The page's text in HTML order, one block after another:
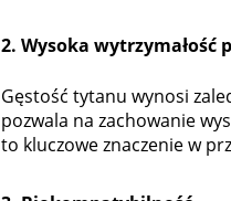
2. Wysoka wytrzymałość
Gęstość tytanu wynosi
pozwala na zachowanie
to kluczowe znaczenie w